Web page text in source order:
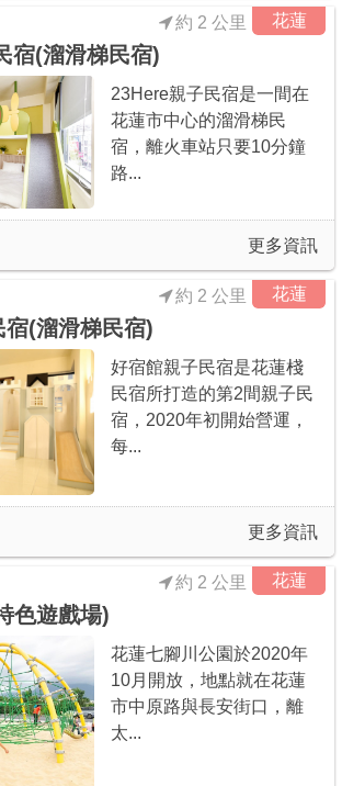
花蓮
宿(溜滑梯民宿)
約 2 公里
23Here親子民宿是一間在
花蓮市中心的溜滑梯民
宿，離火車站只要10分鐘
路...
更多資訊
花蓮
(溜滑梯民宿)
約 2 公里
好宿館親子民宿是花蓮棧
民宿所打造的第2間親子民
宿，2020年初開始營運，
每...
更多資訊
花蓮
色遊戲場)
約 2 公里
花蓮七腳川公園於2020年
10月開放，地點就在花蓮
市中原路與長安街口，離
太...